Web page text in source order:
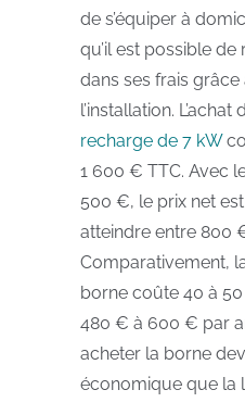
de s’équiper à
qu’il est possible
dans ses frais grâce
l’installation. L’achat
recharge de 7 kW
1 600 € TTC. Avec
500 €, le prix net
atteindre entre 800
Comparativement,
borne coûte 40 à
480 € à 600 € par
acheter la borne
économique que la